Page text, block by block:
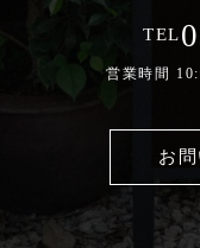
TEL
営業時間
お